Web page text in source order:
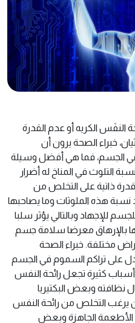
النفَس الكريه أو عدم القدرة
خبراء الصحة يرون أن
في الجسم، فما هي أفضل وسيلة
التلوث في المناخ له أضرار
ذاتية على التخلص من
نسبة هذه الملوثات وما يصاحبها
للإجهاد وبالتالي يؤثر سلبا
بالإرهاق معرضا سلامة جسم
مختلفة. خبراء الصحة
على تراكم السموم في الجسم
أسباب كثيرة تجعل رائحة النفس
نظافته وبعض البكتيريا
يرغب التخلص من رائحة النفس
الأطعمة الجاهزة وبعض